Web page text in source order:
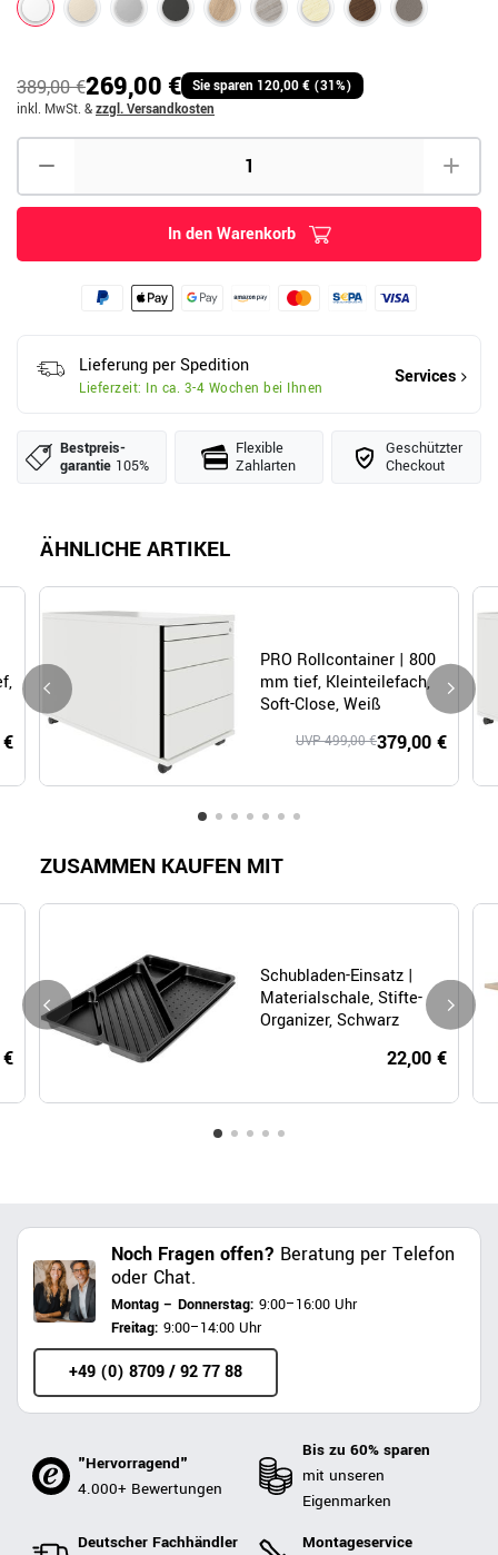
389,00 €269,00 € Sie sparen 120,00 € (31%)
inkl. MwSt. &zzgl. Versandkosten
In den Warenkorb
Lieferung per Spedition
Lieferzeit: In ca. 3-4 Wochen bei Ihnen
Services
Bestpreis­
garantie 105%
Flexible
Zahlarten
Geschützter
Checkout
ÄHNLICHE ARTIKEL
PRO Rollcontainer | 800
mm tief, Kleinteilefach,
Soft-Close, Weiß
379,00 €
UVP 499,00 €
ZUSAMMEN KAUFEN MIT
Schubladen-Einsatz |
Materialschale, Stifte-
Organizer, Schwarz
22,00 €
Noch Fragen offen? Beratung per Telefon
oder Chat.
Montag – Donnerstag: 9:00–16:00 Uhr
Freitag: 9:00–14:00 Uhr
+49 (0) 8709 / 92 77 88
"Hervorragend"
4.000+ Bewertungen
Bis zu 60% sparen
mit unseren
Eigenmarken
Deutscher Fachhändler
Montageservice